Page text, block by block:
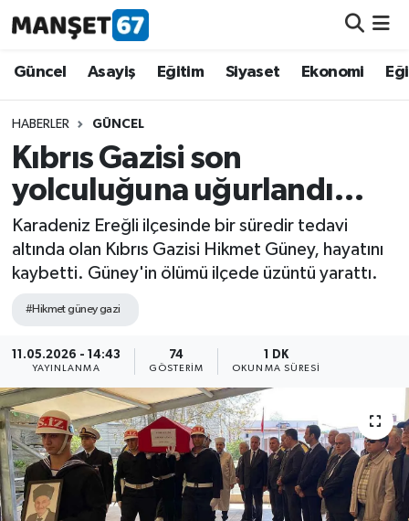
Güncel Asayiş Eğitim Siyaset Ekonomi
HABERLER GÜNCEL
Kıbrıs Gazisi son
yolculuğuna uğurlandı…
Karadeniz Ereğli ilçesinde bir süredir tedavi
altında olan Kıbrıs Gazisi Hikmet Güney, hayatını
kaybetti. Güney'in ölümü ilçede üzüntü yarattı.
#Hikmet güney gazi
11.05.2026 - 14:43
YAYINLANMA
74
GÖSTERIM
1 DK
OKUNMA SÜRESI
Güncel
Asayiş
Siyaset
Eğitim
Ekonomi
Kültür-Sanat
Magazin
Medya
Mizah